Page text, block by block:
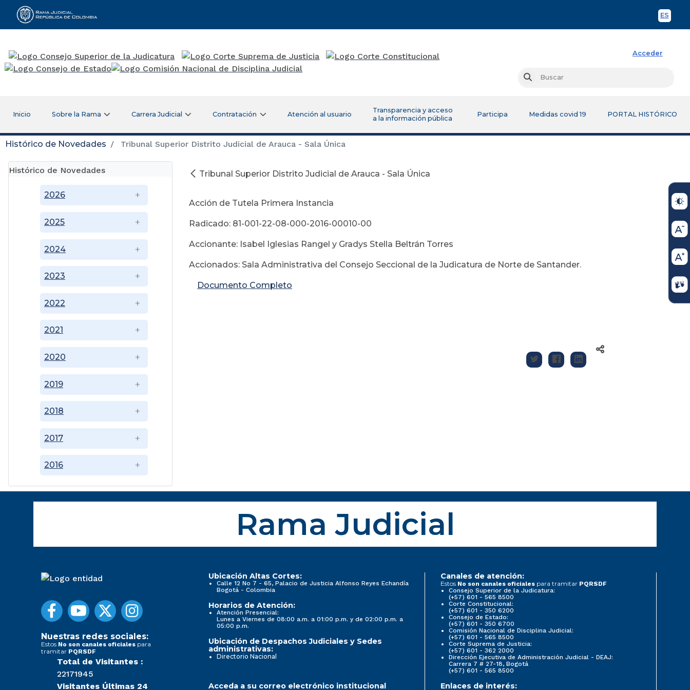
ES
Rama Judicial
Acceder
Buscar
Inicio Sobre la Rama Carrera Judicial Contratación Atención al usuario
Transparencia y acceso
a la información pública
Participa Medidas covid 19 PORTAL HISTÓRICO
Histórico de Novedades Tribunal Superior Distrito Judicial de Arauca - Sala Única
Histórico de Novedades
2016
2017
2018
2019
2020
2021
2022
2023
2024
2025
2026
Tribunal Superior Distrito Judicial de Arauca - Sala Única
Acción de Tutela Primera Instancia
Radicado: 81-001-22-08-000-2016-00010-00
Accionante: Isabel Iglesias Rangel y Gradys Stella Beltrán Torres
Accionados: Sala Administrativa del Consejo Seccional de la Judicatura de Norte de Santander.
Documento Completo
Rama Judicial
Nuestras redes sociales:
Estos No son canales oficiales para
tramitar PQRSDF
Total de Visitantes :
22171945
Visitantes Últimas 24
Ubicación Altas Cortes:
Calle 12 No 7 - 65, Palacio de Justicia Alfonso Reyes Echandía
Bogotá - Colombia
Horarios de Atención:
Atención Presencial:
Lunes a Viernes de 08:00 a.m. a 01:00 p.m. y de 02:00 p.m. a
05:00 p.m.
Ubicación de Despachos Judiciales y Sedes
administrativas:
Directorio Nacional
Canales de atención:
Estos No son canales oficiales para tramitar PQRSDF
Consejo Superior de la Judicatura:
(+57) 601 - 565 8500
Corte Constitucional:
(+57) 601 - 350 6200
Consejo de Estado:
(+57) 601 - 350 6700
Comisión Nacional de Disciplina Judicial:
(+57) 601 - 565 8500
Corte Suprema de Justicia:
(+57) 601 - 362 2000
Dirección Ejecutiva de Administración Judicial - DEAJ:
Carrera 7 # 27-18, Bogotá
(+57) 601 - 565 8500
Acceda a su correo electrónico institucional Enlaces de interés: